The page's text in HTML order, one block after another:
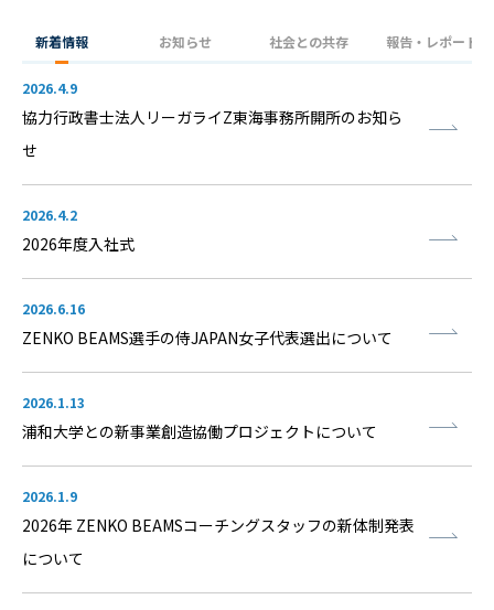
新着情報 お知らせ 社会との共存 報告・レポート
2026.4.9
協力行政書士法人リーガライZ東海事務所開所のお知ら
せ
2026.4.2
2026年度入社式
2026.6.16
ZENKO BEAMS選手の侍JAPAN女子代表選出について
2026.1.13
浦和大学との新事業創造協働プロジェクトについて
2026.1.9
2026年 ZENKO BEAMSコーチングスタッフの新体制発表
について